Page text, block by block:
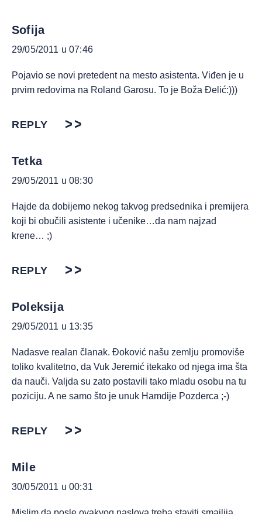
Sofija
29/05/2011 u 07:46
Pojavio se novi pretedent na mesto asistenta. Viđen je u
prvim redovima na Roland Garosu. To je Boža Đelić:)))
REPLY
Tetka
29/05/2011 u 08:30
Hajde da dobijemo nekog takvog predsednika i premijera
koji bi obučili asistente i učenike…da nam najzad
krene… ;)
REPLY
Poleksija
29/05/2011 u 13:35
Nadasve realan članak. Đoković našu zemlju promoviše
toliko kvalitetno, da Vuk Jeremić itekako od njega ima šta
da nauči. Valjda su zato postavili tako mladu osobu na tu
poziciju. A ne samo što je unuk Hamdije Pozderca ;-)
REPLY
Mile
30/05/2011 u 00:31